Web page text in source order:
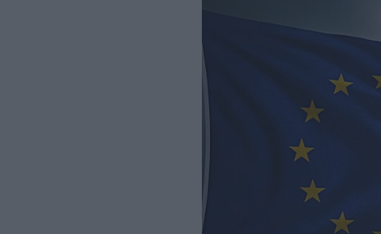
ΜΕΤΑΦΟΡΕΣ -
ΟΙΚΟΝΟΜΙΑ - ΕΠΙΧΕΙΡΗΣΕΙΣ